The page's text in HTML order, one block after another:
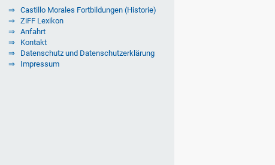
Castillo Morales Fortbildungen (Historie)
ZiFF Lexikon
Anfahrt
Kontakt
Datenschutz und Datenschutzerklärung
Impressum